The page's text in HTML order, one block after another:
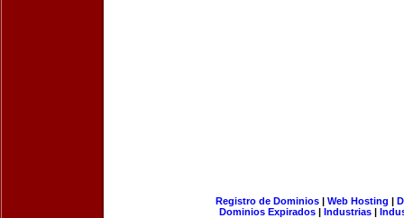
Registro de Dominios| Web Hosting |
Dominios Expirados | Industrias |